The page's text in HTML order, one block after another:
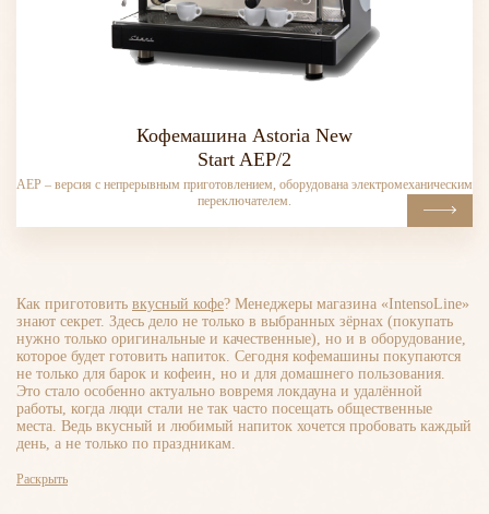
Кофемашина Astoria New
Start AEP/2
AEP – версия с непрерывным приготовлением, оборудована электромеханическим
переключателем.
Как приготовить вкусный кофе? Менеджеры магазина «IntensoLine»
знают секрет. Здесь дело не только в выбранных зёрнах (покупать
нужно только оригинальные и качественные), но и в оборудование,
которое будет готовить напиток. Сегодня кофемашины покупаются
не только для барок и кофеин, но и для домашнего пользования.
Это стало особенно актуально вовремя локдауна и удалённой
работы, когда люди стали не так часто посещать общественные
места. Ведь вкусный и любимый напиток хочется пробовать каждый
день, а не только по праздникам.
Раскрыть